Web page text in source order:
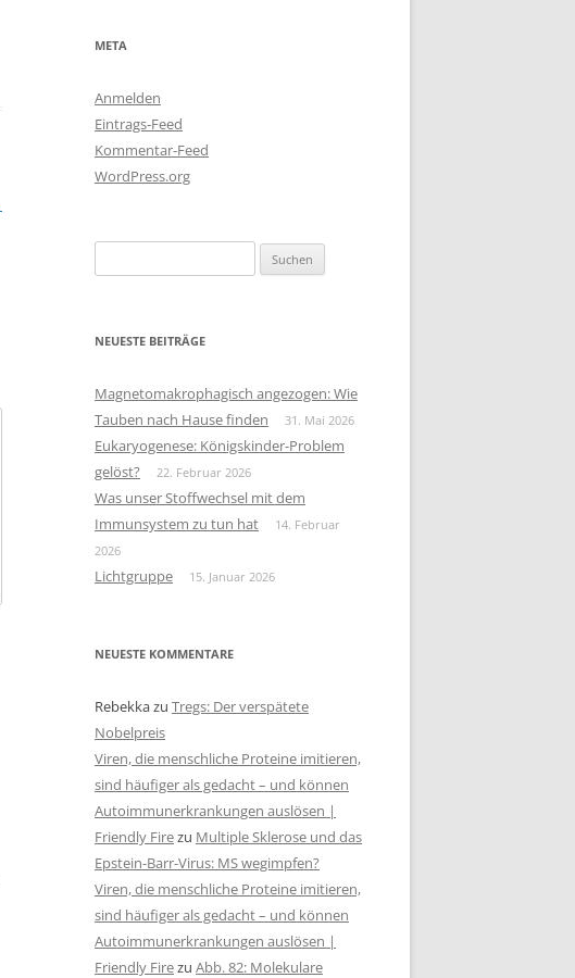
META
Anmelden
Eintrags-Feed
Kommentar-Feed
WordPress.org
nach:
NEUESTE BEITRÄGE
Magnetomakrophagisch angezogen: Wie
Tauben nach Hause finden
31. Mai 2026
Eukaryogenese: Königskinder-Problem
gelöst?
22. Februar 2026
Was unser Stoffwechsel mit dem
Immunsystem zu tun hat
14. Februar
2026
Lichtgruppe 15. Januar 2026
NEUESTE KOMMENTARE
Rebekkazu Tregs: Der verspätete
Nobelpreis
Viren, die menschliche Proteine imitieren,
sind häufiger als gedacht – und können
Autoimmunerkrankungen auslösen |
Friendly Firezu Multiple Sklerose und das
Epstein-Barr-Virus: MS wegimpfen?
Viren, die menschliche Proteine imitieren,
sind häufiger als gedacht – und können
Autoimmunerkrankungen auslösen |
Friendly Firezu Abb. 82: Molekulare